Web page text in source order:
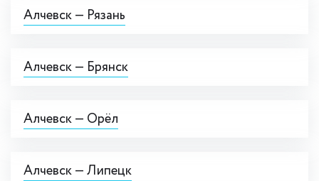
Алчевск — Рязань
Алчевск — Брянск
Алчевск — Орёл
Алчевск — Липецк